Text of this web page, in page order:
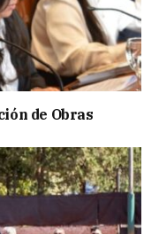
de Obras